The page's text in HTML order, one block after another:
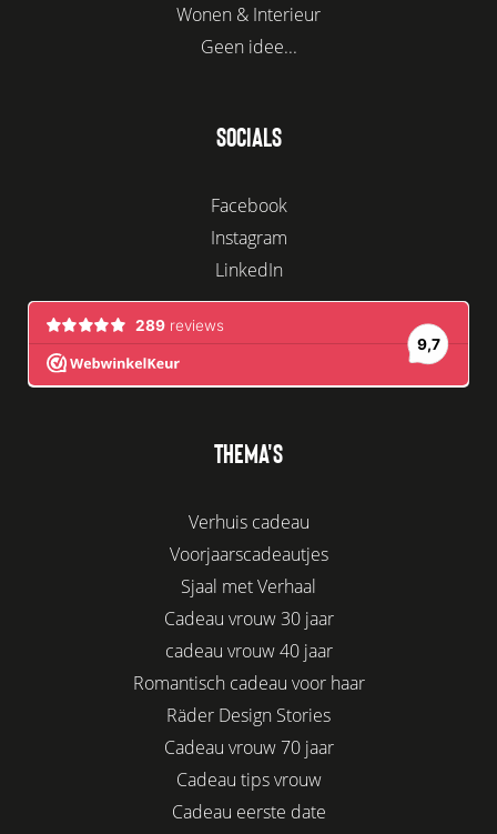
Wonen & Interieur
Geen idee...
SOCIALS
Facebook
Instagram
LinkedIn
THEMA'S
Verhuis cadeau
Voorjaarscadeautjes
Sjaal met Verhaal
Cadeau vrouw 30 jaar
cadeau vrouw 40 jaar
Romantisch cadeau voor haar
Räder Design Stories
Cadeau vrouw 70 jaar
Cadeau tips vrouw
Cadeau eerste date